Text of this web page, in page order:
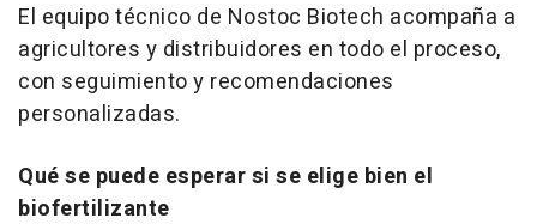
El equipo técnico de Nostoc Biotech acompaña a
agricultores y distribuidores en todo el proceso,
con seguimiento y recomendaciones
personalizadas.
Qué se puede esperar si se elige bien el
biofertilizante